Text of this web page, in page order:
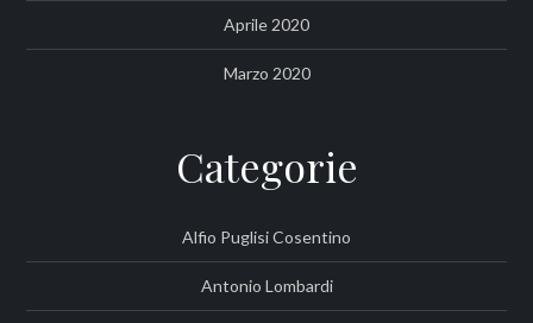
Aprile 2020
Marzo 2020
Categorie
Alfio Puglisi Cosentino
Antonio Lombardi